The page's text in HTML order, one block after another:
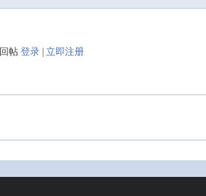
帖 登录 立即注册